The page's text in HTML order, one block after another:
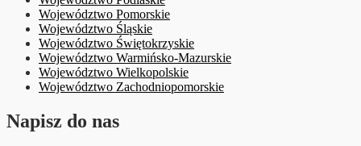
Województwo Pomorskie
Województwo Śląskie
Województwo Świętokrzyskie
Województwo Warmińsko-Mazurskie
Województwo Wielkopolskie
Województwo Zachodniopomorskie
Napisz do nas